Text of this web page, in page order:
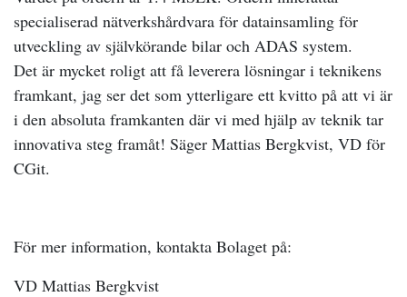
specialiserad nätverkshårdvara för datainsamling för
utveckling av självkörande bilar och ADAS system.
Det är mycket roligt att få leverera lösningar i teknikens
framkant, jag ser det som ytterligare ett kvitto på att vi är
i den absoluta framkanten där vi med hjälp av teknik tar
innovativa steg framåt! Säger Mattias Bergkvist, VD för
CGit.
För mer information, kontakta Bolaget på:
VD Mattias Bergkvist